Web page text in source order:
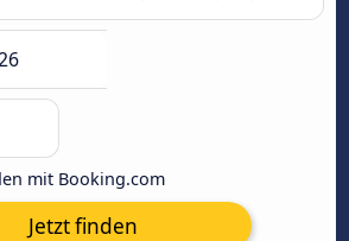
mit Booking.com
Jetzt finden